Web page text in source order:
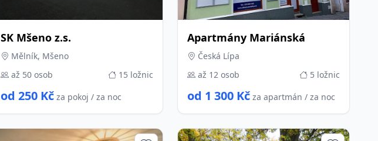
SK Mšeno z.s.
Mělník, Mšeno
až 50 osob
15 ložnic
od 250 Kč za pokoj / za noc
Apartmány Mariánská
Česká Lípa
až 12 osob
5 ložnic
od 1 300 Kč za apartmán / za noc